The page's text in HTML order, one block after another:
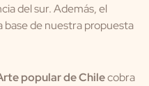
del sur. Además, el
base de nuestra propuesta
popular de Chilecobra